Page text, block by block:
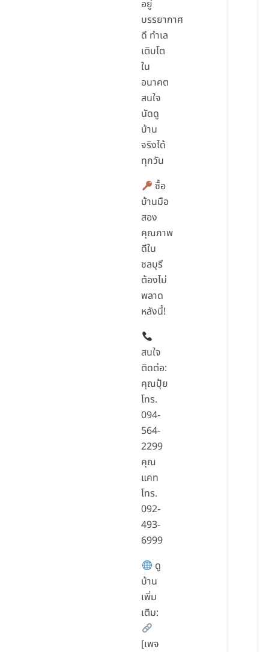
อยู่
บรรยากาศ
ดี ทำเล
เติบโต
ใน
อนาคต
สนใจ
นัดดู
บ้าน
จริงได้
ทุกวัน
ซื้อ
บ้านมือ
สอง
คุณภาพ
ดีใน
ชลบุรี
ต้องไม่
พลาด
หลังนี้!
สนใจ
ติดต่อ:
คุณปุ้ย
โทร.
094-
564-
2299
คุณ
แคท
โทร.
092-
493-
6999
ดู
บ้าน
เพิ่ม
เติม:
[เพจ